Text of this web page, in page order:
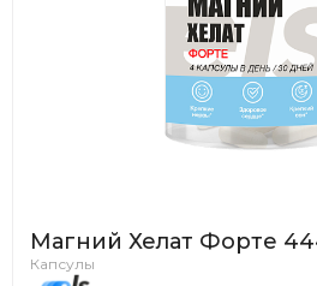
Магний Хелат Форте
Капсулы